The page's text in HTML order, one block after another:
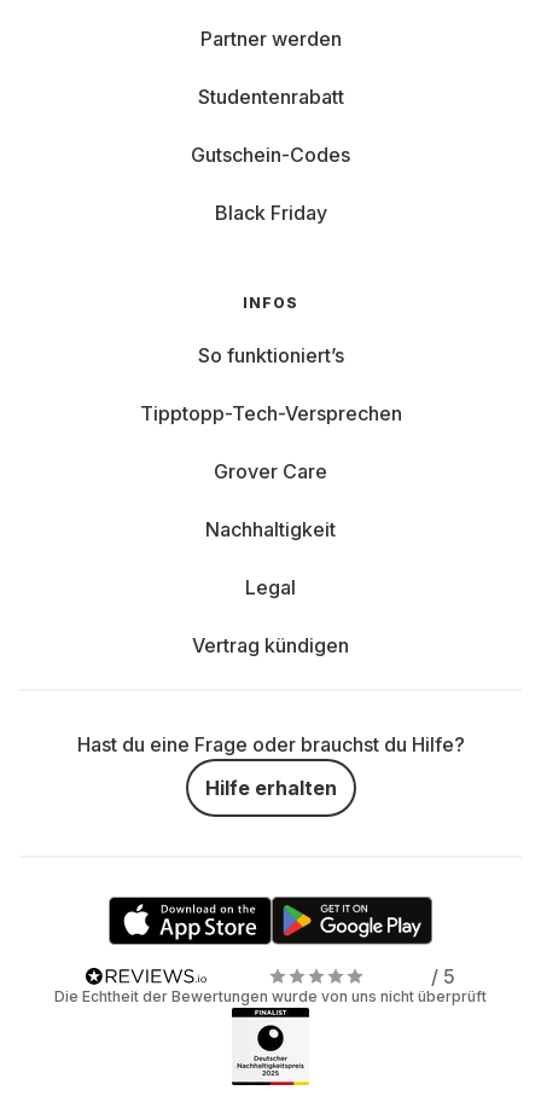
Partner werden
Studentenrabatt
Gutschein-Codes
Black Friday
INFOS
So funktioniert’s
Tipptopp-Tech-Versprechen
Grover Care
Nachhaltigkeit
Legal
Vertrag kündigen
Hast du eine Frage oder brauchst du Hilfe?
Hilfe erhalten
/ 5
Die Echtheit der Bewertungen wurde von uns nicht überprüft